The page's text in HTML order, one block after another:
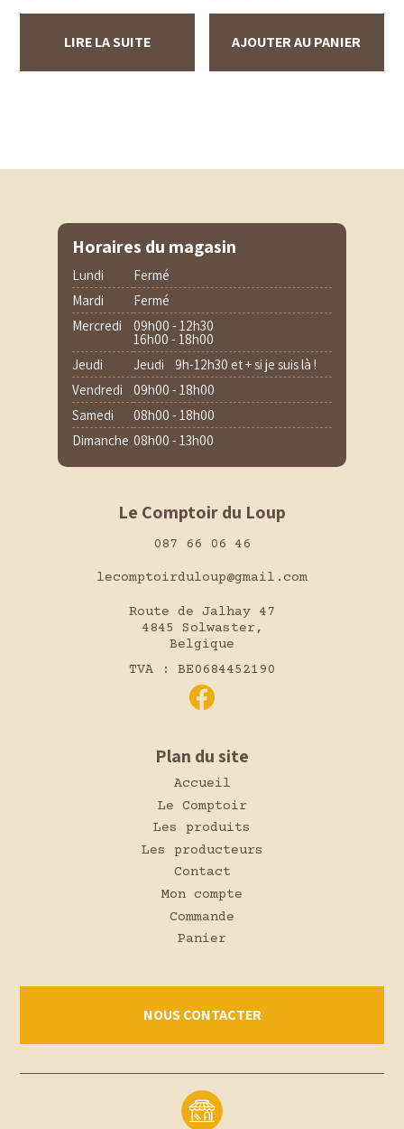
LIRE LA SUITE AJOUTER AU PANIER
Horaires du magasin
Lundi
Fermé
Mardi
Fermé
Mercredi
09h00 - 12h30
16h00 - 18h00
Jeudi
Jeudi 9h-12h30 et + si je suis là !
Vendredi
09h00 - 18h00
Samedi
08h00 - 18h00
Dimanche 08h00 - 13h00
Le Comptoir du Loup
087 66 06 46
lecomptoirduloup@gmail.com
Route de Jalhay 47
4845 Solwaster,
Belgique
TVA : BE0684452190
Plan du site
Accueil
Le Comptoir
Les produits
Les producteurs
Contact
Mon compte
Commande
Panier
NOUS CONTACTER